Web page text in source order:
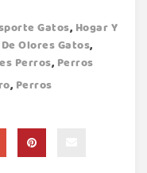
Gatos, Hogar Y
Olores Gatos,
Perros, Perros
, Perros